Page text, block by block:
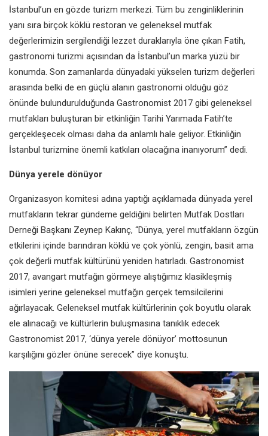
İstanbul’un en gözde turizm merkezi. Tüm bu zenginliklerinin
yanı sıra birçok köklü restoran ve geleneksel mutfak
değerlerimizin sergilendiği lezzet duraklarıyla öne çıkan Fatih,
gastronomi turizmi açısından da İstanbul’un marka yüzü bir
konumda. Son zamanlarda dünyadaki yükselen turizm değerleri
arasında belki de en güçlü alanın gastronomi olduğu göz
önünde bulundurulduğunda Gastronomist 2017 gibi geleneksel
mutfakları buluşturan bir etkinliğin Tarihi Yarımada Fatih’te
gerçekleşecek olması daha da anlamlı hale geliyor. Etkinliğin
İstanbul turizmine önemli katkıları olacağına inanıyorum” dedi.
Dünya yerele dönüyor
Organizasyon komitesi adına yaptığı açıklamada dünyada yerel
mutfakların tekrar gündeme geldiğini belirten Mutfak Dostları
Derneği Başkanı Zeynep Kakınç, “Dünya, yerel mutfakların özgün
etkilerini içinde barındıran köklü ve çok yönlü, zengin, basit ama
çok değerli mutfak kültürünü yeniden hatırladı. Gastronomist
2017, avangart mutfağın görmeye alıştığımız klasikleşmiş
isimleri yerine geleneksel mutfağın gerçek temsilcilerini
ağırlayacak. Geleneksel mutfak kültürlerinin çok boyutlu olarak
ele alınacağı ve kültürlerin buluşmasına tanıklık edecek
Gastronomist 2017, ‘dünya yerele dönüyor’ mottosunun
karşılığını gözler önüne serecek” diye konuştu.